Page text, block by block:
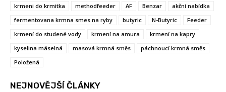
krmeni do krmitka
methodfeeder AF Benzar
akční nabídka
fermentovana krmna smes na ryby
butyric N-Butyric
Feeder
krmení do studené vody
krmení na amura
krmení na kapry
kyselina máselná
masová krmná směs
páchnoucí krmná směs
Položená
NEJNOVĚJŠÍ ČLÁNKY